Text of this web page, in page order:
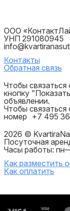
ООО
УНП 291080945
Контакты
Обратная связь
Чтобы
кнопку
объявлении.
Чтобы
номер +7 495
2026 ©
Посуточная
Часы работы:
Как разместить
Как оплатить